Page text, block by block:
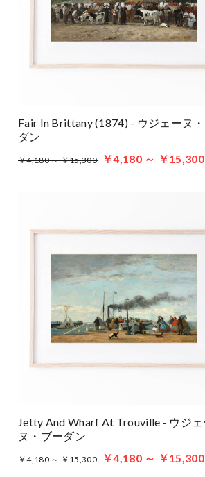
Fair In Brittany (1874) - ウジェーヌ
ダン
￥4,180 ～ ￥15,300 ￥4,180 ～ ￥15,300
Jetty And Wharf At Trouville - ウジェ
ヌ・ブーダン
￥4,180 ～ ￥15,300 ￥4,180 ～ ￥15,300